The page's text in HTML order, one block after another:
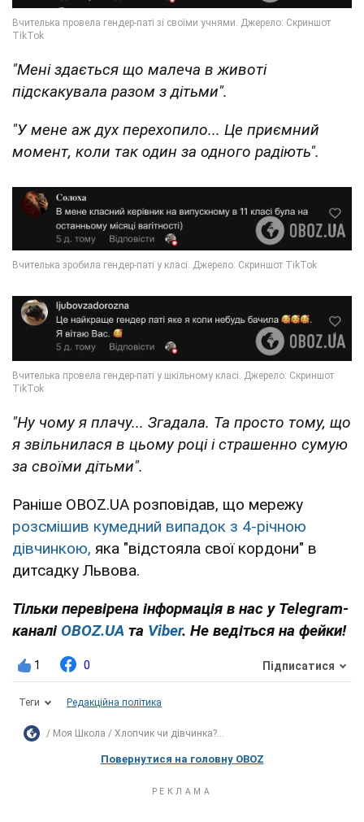
"Мені здається що малеча в животі
підскакувала разом з дітьми".
"У мене аж дух перехопило... Це приємний
момент, коли так один за одного радіють".
"Ну чому я плачу... Згадала. Та просто тому, що
я звільнилася в цьому році і страшенно сумую
за своїми дітьми".
Раніше OBOZ.UA розповідав, що мережу
розсмішив кумедний випадок з 4-річною
дівчинкою, яка "відстояла свої кордони" в
дитсадку Львова.
Тільки перевірена інформація в нас у Telegram-
каналі OBOZ.UA та Viber. Не ведіться на фейки!
1 0 Підписатися
Теги Редакційна політика
Моя Школа Хлопчик чи дівчинка?...
Повернутися на головну OBOZ